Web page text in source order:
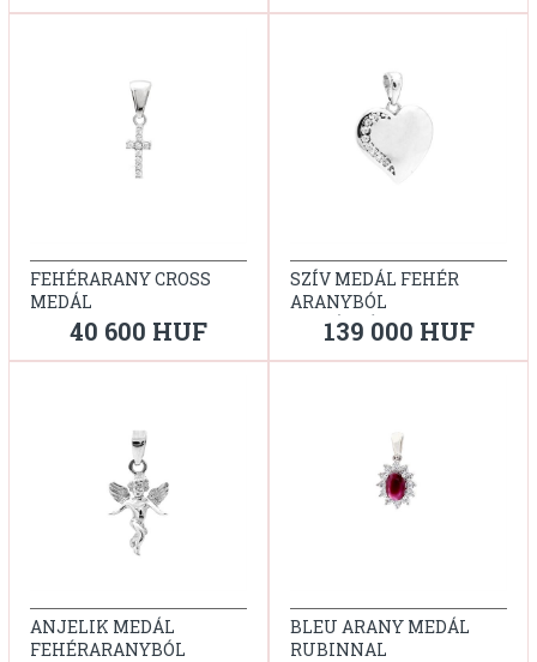
FEHÉRARANY CROSS
MEDÁL
40 600 HUF
SZÍV MEDÁL FEHÉR
ARANYBÓL
CIRKÓNIÁVAL
139 000 HUF
ANJELIK MEDÁL
FEHÉRARANYBÓL
BLEU ARANY MEDÁL
RUBINNAL